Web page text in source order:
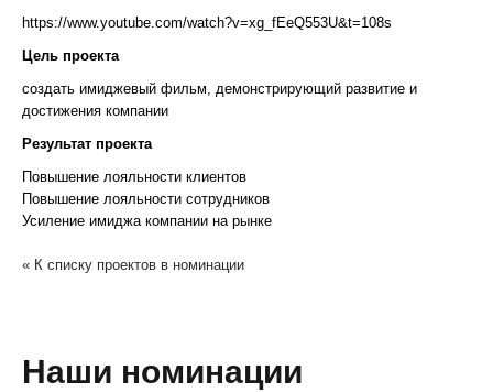
https://www.youtube.com/watch?v=xg_fEeQ553U&t=108s
Цель проекта
создать имиджевый фильм, демонстрирующий развитие и
достижения компании
Результат проекта
Повышение лояльности клиентов
Повышение лояльности сотрудников
Усиление имиджа компании на рынке
« К списку проектов в номинации
Наши номинации